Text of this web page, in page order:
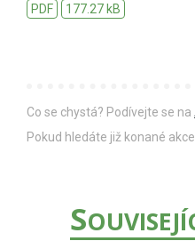
PDF 177.27 kB
Co se chystá? Podívejte se na
Pokud hledáte již konané
S